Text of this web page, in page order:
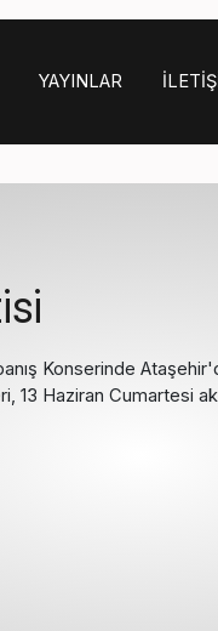
YAYINLAR
Konserinde
13 Haziran Cumartesi